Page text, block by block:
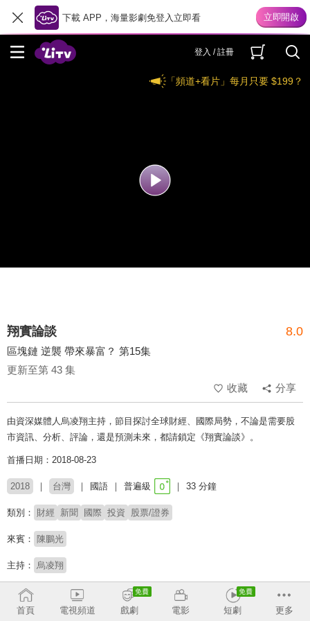
下載 APP，海量影劇免登入立即看
登入 / 註冊
「頻道+看片」每月只要 $199？
翔實論談 8.0
區塊鏈 逆襲 帶來暴富？ 第15集
更新至第 43 集
收藏
分享
由資深媒體人烏凌翔主持，節目探討全球財經、國際局勢，不論是需要股
市資訊、分析、評論，還是預測未來，都請鎖定《翔實論談》。
首播日期：2018-08-23
2018 台灣 國語 普遍級 33 分鐘
類別： 財經 新聞 國際 投資 股票/證券
來賓： 陳鵬光
主持： 烏凌翔
收回
首頁
電視頻道 戲劇 電影 短劇 更多